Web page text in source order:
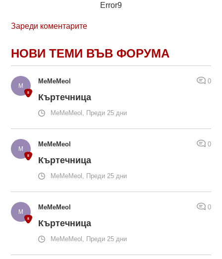
Error9
Зареди коментарите
НОВИ ТЕМИ ВЪВ ФОРУМА
MeMeMeol 0
Къртечница
MeMeMeol, Преди 25 дни
MeMeMeol 0
Къртечница
MeMeMeol, Преди 25 дни
MeMeMeol 0
Къртечница
MeMeMeol, Преди 25 дни